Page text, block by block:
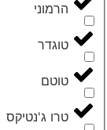
‮הרמוני‬
‮טוגדר‬
‮טוטם‬
‮טרו ג'נטיקס‬